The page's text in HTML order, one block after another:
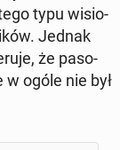
typu wi­sio­
Jednak
że pa­so­
ogóle nie był